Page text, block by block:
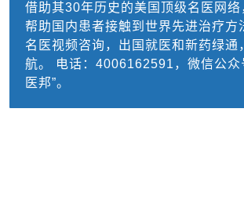
借助其30年历史的美国顶级名医网络
帮助国内患者接触到世界先进治疗方
名医视频咨询，出国就医和新药绿通
航。 电话：4006162591，微信公众
医邦”。